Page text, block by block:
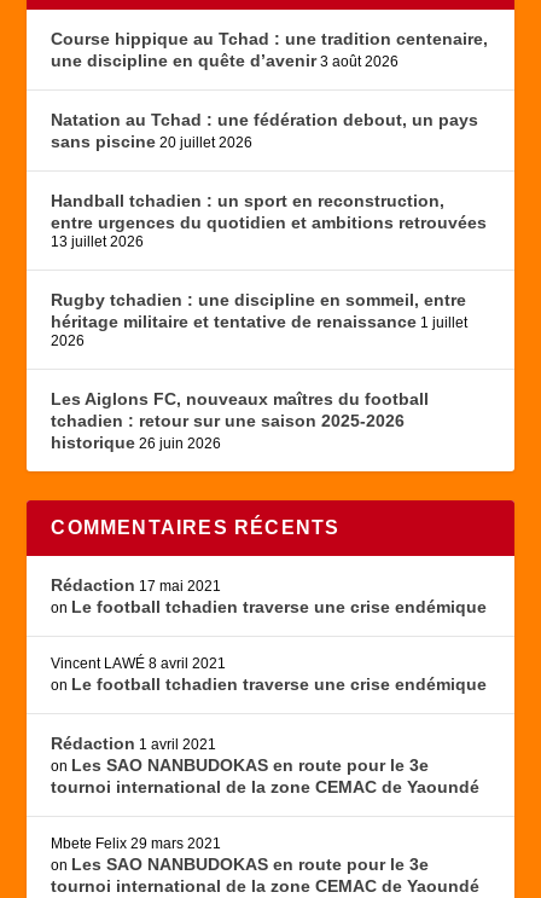
Course hippique au Tchad : une tradition centenaire,
une discipline en quête d’avenir 3 août 2026
Natation au Tchad : une fédération debout, un pays
sans piscine 20 juillet 2026
Handball tchadien : un sport en reconstruction,
entre urgences du quotidien et ambitions retrouvées
13 juillet 2026
Rugby tchadien : une discipline en sommeil, entre
héritage militaire et tentative de renaissance 1 juillet
2026
Les Aiglons FC, nouveaux maîtres du football
tchadien : retour sur une saison 2025-2026
historique 26 juin 2026
COMMENTAIRES RÉCENTS
Rédaction 17 mai 2021
on Le football tchadien traverse une crise endémique
Vincent LAWÉ 8 avril 2021
on Le football tchadien traverse une crise endémique
Rédaction 1 avril 2021
on Les SAO NANBUDOKAS en route pour le 3e
tournoi international de la zone CEMAC de Yaoundé
Mbete Felix 29 mars 2021
on Les SAO NANBUDOKAS en route pour le 3e
tournoi international de la zone CEMAC de Yaoundé